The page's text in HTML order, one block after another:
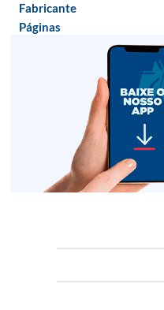
Fabricante
Páginas